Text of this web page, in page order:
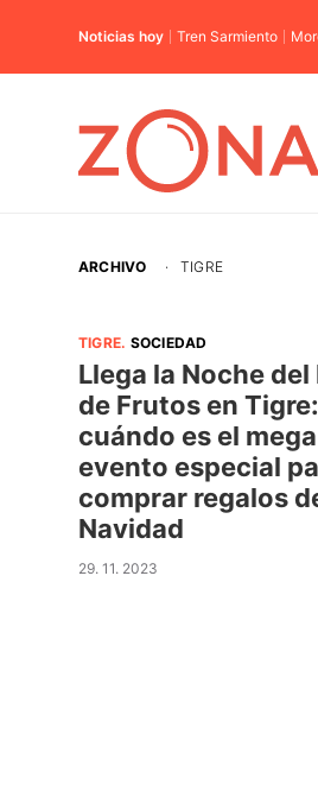
Noticias hoy Tren Sarmiento
ARCHIVO · TIGRE
TIGRE. SOCIEDAD
Llega la Noche
de Frutos en Tigre:
cuándo es el mega
evento especial
comprar regalos
Navidad
29. 11. 2023